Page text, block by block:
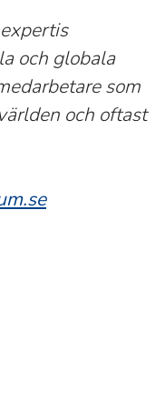
och globala
som
och oftast